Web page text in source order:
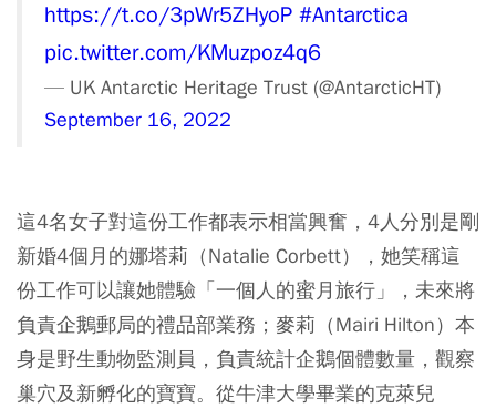
https://t.co/3pWr5ZHyoP #Antarctica
pic.twitter.com/KMuzpoz4q6
— UK Antarctic Heritage Trust (@AntarcticHT)
September 16, 2022
這4名女子對這份工作都表示相當興奮，4人分別是剛
新婚4個月的娜塔莉（Natalie Corbett），她笑稱這
份工作可以讓她體驗「一個人的蜜月旅行」，未來將
負責企鵝郵局的禮品部業務；麥莉（Mairi Hilton）本
身是野生動物監測員，負責統計企鵝個體數量，觀察
巢穴及新孵化的寶寶。從牛津大學畢業的克萊兒